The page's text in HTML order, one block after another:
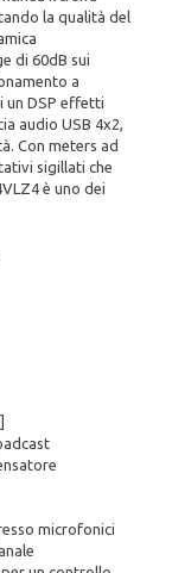
la qualità del
di 60dB sui
a
un DSP effetti
audio USB 4x2,
Con meters ad
sigillati che
è uno dei
microfonici